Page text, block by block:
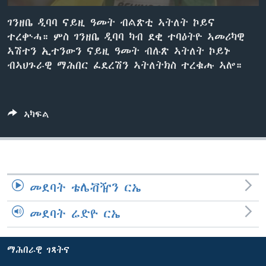
ቋንቋታት
ገንዘቤ ዲባባ ናይዚ ዓመት ብልጽቲ ኣትለት ኮይና
ተረቊሓ። ምስ ገንዘቤ ዲባባ ካብ ደቂ ተባዕትዮ ኣመሪካዊ
ኣሽተን ኢተንውን ናይዚ ዓመት ብሉጽ ኣትለት ኮይኑ
ብኣህጉራዊ ማሕበር ፈደረሽን ኣትለትክስ ተረቁሑ ኣሎ።
ኣካፍል
መደባት ቴሌቭዥን ርኤ
መደባት ሬድዮ ርኤ
ማሕበራዊ ገጻትና